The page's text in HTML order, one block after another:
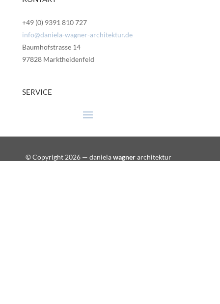
+49 (0) 9391 810 727
info@daniela-wagner-architektur.de
Baumhofstrasse 14
97828 Marktheidenfeld
SERVICE
© Copyright 2026 — danielawagnerarchitektur